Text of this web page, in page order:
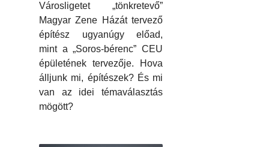
Városligetet „tönkretevő”
Magyar Zene Házát tervező
építész ugyanúgy előad,
mint a „Soros-bérenc” CEU
épületének tervezője. Hova
álljunk mi, építészek? És mi
van az idei témaválasztás
mögött?